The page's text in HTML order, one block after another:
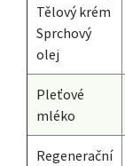
Tělový krém
Sprchový
olej
Pleťové
mléko
Regenerační